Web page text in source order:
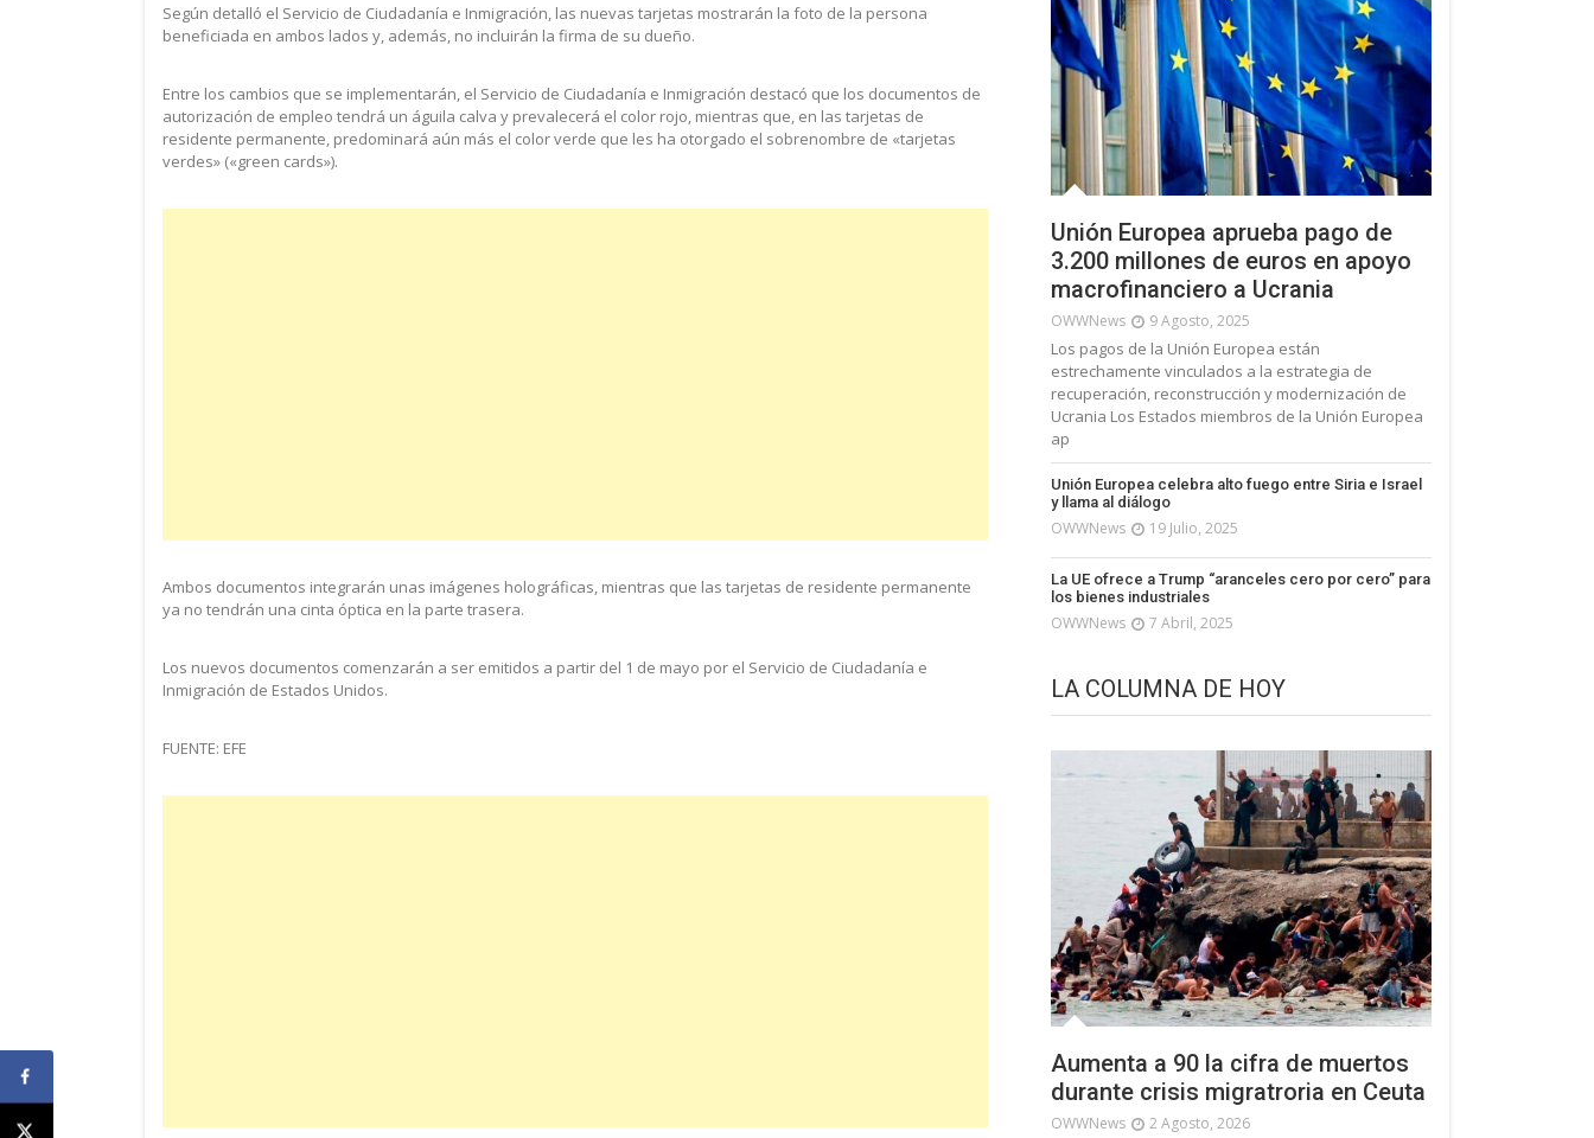
Según detalló el Servicio de Ciudadanía e Inmigración, las nuevas tarjetas mostrarán la foto de la persona
beneficiada en ambos lados y, además, no incluirán la firma de su dueño.
Entre los cambios que se implementarán, el Servicio de Ciudadanía e Inmigración destacó que los documentos de
autorización de empleo tendrá un águila calva y prevalecerá el color rojo, mientras que, en las tarjetas de
residente permanente, predominará aún más el color verde que les ha otorgado el sobrenombre de «tarjetas
verdes» («green cards»).
Ambos documentos integrarán unas imágenes holográficas, mientras que las tarjetas de residente permanente
ya no tendrán una cinta óptica en la parte trasera.
Los nuevos documentos comenzarán a ser emitidos a partir del 1 de mayo por el Servicio de Ciudadanía e
Inmigración de Estados Unidos.
FUENTE: EFE
Unión Europea aprueba pago de
3.200 millones de euros en apoyo
macrofinanciero a Ucrania
OWWNews 9 Agosto, 2025
Los pagos de la Unión Europea están
estrechamente vinculados a la estrategia de
recuperación, reconstrucción y modernización de
Ucrania Los Estados miembros de la Unión Europea
ap
Unión Europea celebra alto fuego entre Siria e Israel
y llama al diálogo
OWWNews 19 Julio, 2025
La UE ofrece a Trump “aranceles cero por cero” para
los bienes industriales
OWWNews 7 Abril, 2025
LA COLUMNA DE HOY
Aumenta a 90 la cifra de muertos
durante crisis migratroria en Ceuta
OWWNews 2 Agosto, 2026